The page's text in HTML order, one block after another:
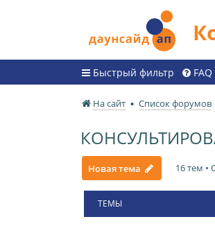
Быстрый фильтр FAQ
На сайт Список форумов
Новая тема 16 тем •
ТЕМЫ